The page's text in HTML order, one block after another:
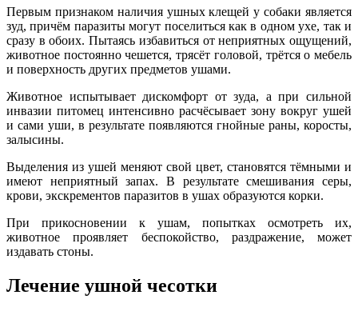
Первым признаком наличия ушных клещей у собаки является
зуд, причём паразиты могут поселиться как в одном ухе, так и
сразу в обоих. Пытаясь избавиться от неприятных ощущений,
животное постоянно чешется, трясёт головой, трётся о мебель
и поверхность других предметов ушами.
Животное испытывает дискомфорт от зуда, а при сильной
инвазии питомец интенсивно расчёсывает зону вокруг ушей
и сами уши, в результате появляются гнойные раны, коросты,
залысины.
Выделения из ушей меняют свой цвет, становятся тёмными и
имеют неприятный запах. В результате смешивания серы,
крови, экскрементов паразитов в ушах образуются корки.
При прикосновении к ушам, попытках осмотреть их,
животное проявляет беспокойство, раздражение, может
издавать стоны.
Лечение ушной чесотки